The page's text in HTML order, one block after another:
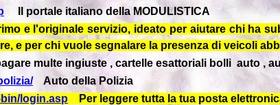
Il portale italiano della MODULISTICA
e l'originale servizio, ideato per aiutare chi ha
e per chi vuole segnalare la presenza di veicoli
multe ingiuste , cartelle esattoriali bolli auto ,
Auto della Polizia
login.asp Per leggere tutta la tua posta